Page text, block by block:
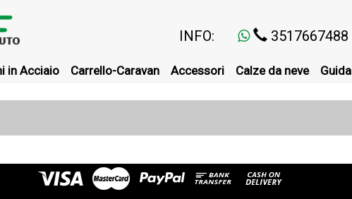
INFO: 3517667488
in Acciaio Carrello-Caravan Accessori Calze da neve Guida